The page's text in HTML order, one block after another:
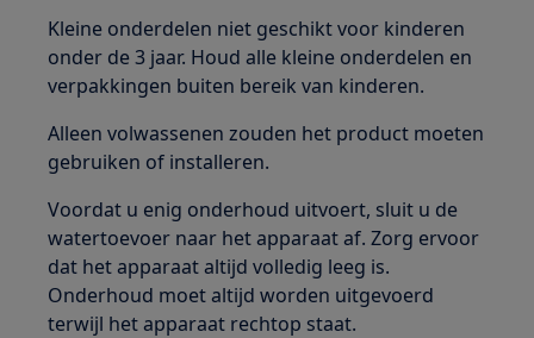
Kleine onderdelen niet geschikt voor kinderen
onder de 3 jaar. Houd alle kleine onderdelen en
verpakkingen buiten bereik van kinderen.
Alleen volwassenen zouden het product moeten
gebruiken of installeren.
Voordat u enig onderhoud uitvoert, sluit u de
watertoevoer naar het apparaat af. Zorg ervoor
dat het apparaat altijd volledig leeg is.
Onderhoud moet altijd worden uitgevoerd
terwijl het apparaat rechtop staat.